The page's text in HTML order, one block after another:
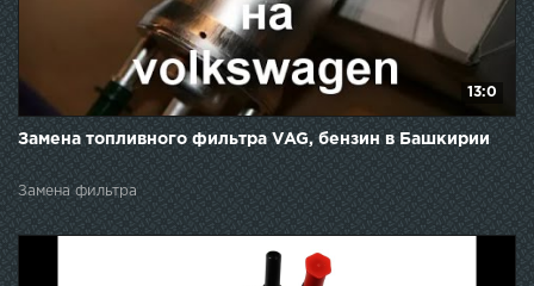
13:0
Замена топливного фильтра VAG, бензин в Башкирии
Замена фильтра